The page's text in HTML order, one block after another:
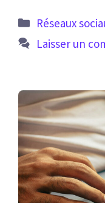
Catégories
Réseaux
Laisser un